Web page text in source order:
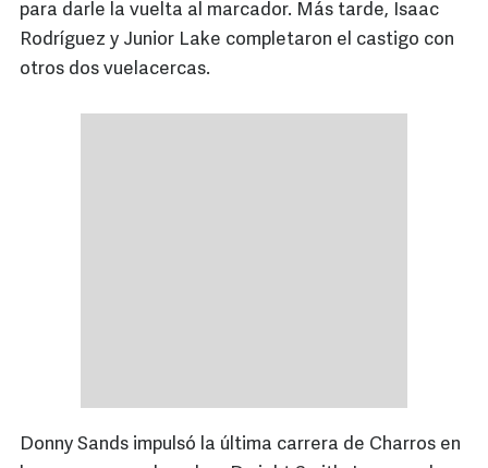
para darle la vuelta al marcador. Más tarde, Isaac
Rodríguez y Junior Lake completaron el castigo con
otros dos vuelacercas.
Donny Sands impulsó la última carrera de Charros en